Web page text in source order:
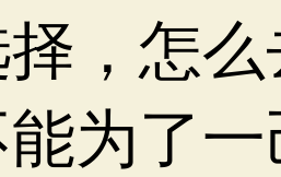
，怎
为了